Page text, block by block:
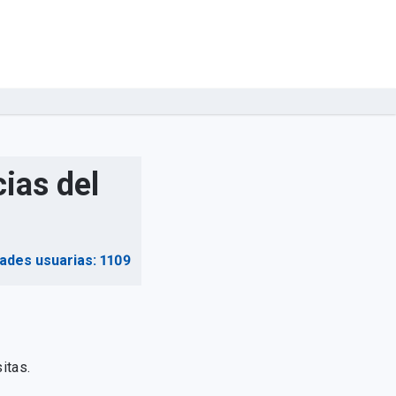
del
usuarias: 1109